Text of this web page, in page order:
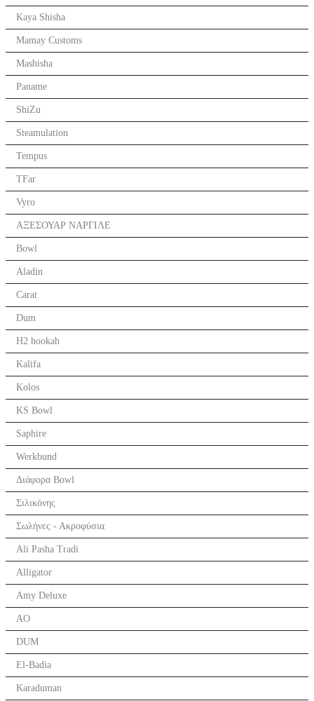
Kaya Shisha
Mamay Customs
Mashisha
Paname
ShiZu
Steamulation
Tempus
TFar
Vyro
ΑΞΕΣΟΥΑΡ ΝΑΡΓΙΛΕ
Bowl
Aladin
Carat
Dum
H2 hookah
Kalifa
Kolos
KS Bowl
Saphire
Werkbund
Διάφορα Bowl
Σιλικόνης
Σωλήνες - Ακροφύσια
Ali Pasha Tradi
Alligator
Amy Deluxe
AO
DUM
El-Badia
Karaduman